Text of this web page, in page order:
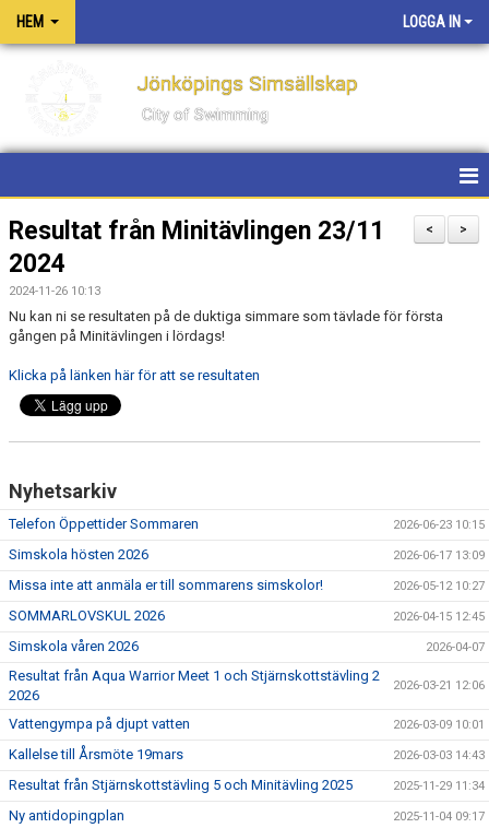
HEM LOGGA IN
Jönköpings Simsällskap
City of Swimming
HEM
NYHETER
KONTAKT
PM FÖR TÄVLINGAR OCH LÄGER
KALENDER
>
<
Resultat från Minitävlingen 23/11
2024
2024-11-26 10:13
Nu kan ni se resultaten på de duktiga simmare som tävlade för första
gången på Minitävlingen i lördags!
Klicka på länken här för att se resultaten
Nyhetsarkiv
Telefon Öppettider Sommaren 2026-06-23 10:15
Simskola hösten 2026 2026-06-17 13:09
Missa inte att anmäla er till sommarens simskolor! 2026-05-12 10:27
SOMMARLOVSKUL 2026 2026-04-15 12:45
Simskola våren 2026 2026-04-07
Resultat från Aqua Warrior Meet 1 och Stjärnskottstävling 2
2026
2026-03-21 12:06
Vattengympa på djupt vatten 2026-03-09 10:01
Kallelse till Årsmöte 19mars 2026-03-03 14:43
Resultat från Stjärnskottstävling 5 och Minitävling 2025 2025-11-29 11:34
Ny antidopingplan 2025-11-04 09:17